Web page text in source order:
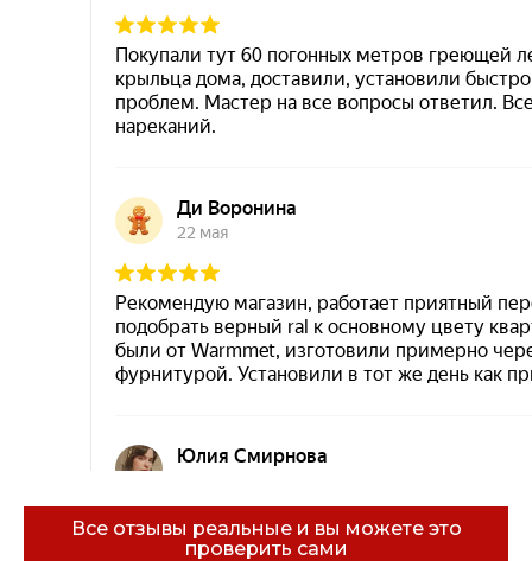
Все отзывы реальные и вы можете это
проверить сами